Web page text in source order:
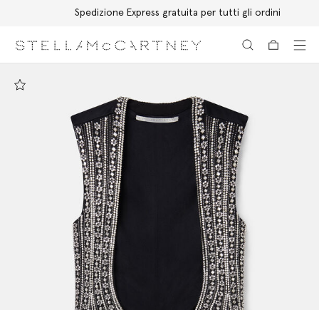
Spedizione Express gratuita per tutti gli ordini